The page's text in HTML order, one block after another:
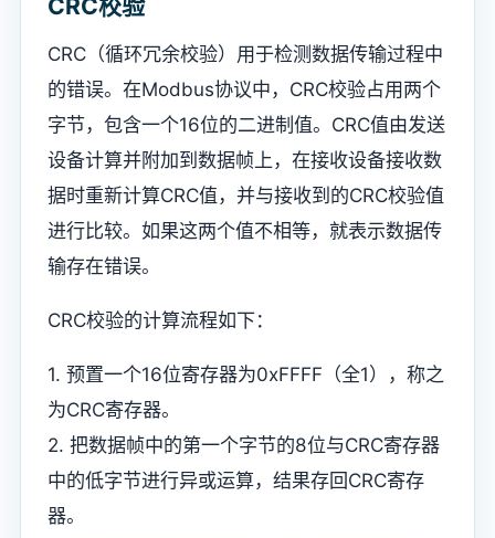
CRC校验
CRC（循环冗余校验）用于检测数据传输过程中
的错误。在Modbus协议中，CRC校验占用两个
字节，包含一个16位的二进制值。CRC值由发送
设备计算并附加到数据帧上，在接收设备接收数
据时重新计算CRC值，并与接收到的CRC校验值
进行比较。如果这两个值不相等，就表示数据传
输存在错误。
CRC校验的计算流程如下：
1. 预置一个16位寄存器为0xFFFF（全1），称之
为CRC寄存器。
2. 把数据帧中的第一个字节的8位与CRC寄存器
中的低字节进行异或运算，结果存回CRC寄存
器。